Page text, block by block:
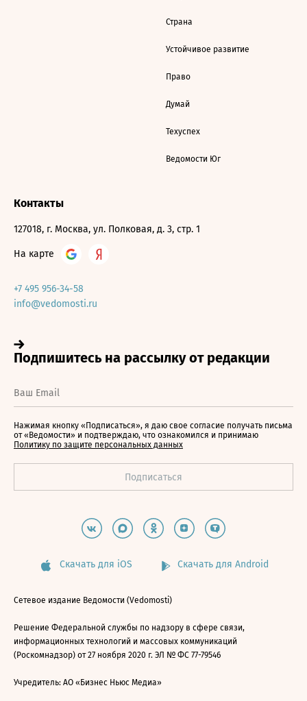
Страна
Устойчивое развитие
Право
Думай
Техуспех
Ведомости Юг
Контакты
127018, г. Москва, ул. Полковая, д. 3, стр. 1
На карте
+7 495 956-34-58
info@vedomosti.ru
Нажимая кнопку «Подписаться», я даю свое согласие получать письма
от «Ведомости» и подтверждаю, что ознакомился и принимаю
Политику по защите персональных данных
Скачать для iOS Скачать для Android
Сетевое издание Ведомости (Vedomosti)
Решение Федеральной службы по надзору в сфере связи,
информационных технологий и массовых коммуникаций
(Роскомнадзор) от 27 ноября 2020 г. ЭЛ № ФС 77-79546
Учредитель: АО «Бизнес Ньюс Медиа»